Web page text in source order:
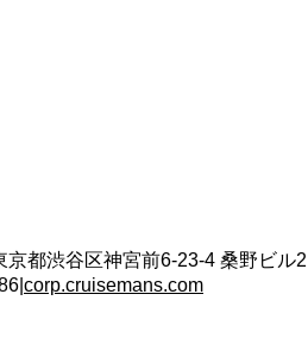
京都渋谷区神宮前6-23-4 桑野ビル2
corp.cruisemans.com